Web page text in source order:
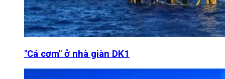
"Cá cơm" ở nhà giàn DK1